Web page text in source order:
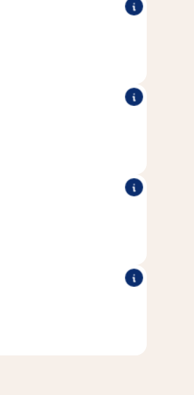
en-klaar verpakt in een
ingrediënten, zonder
uit duurzame visserijen